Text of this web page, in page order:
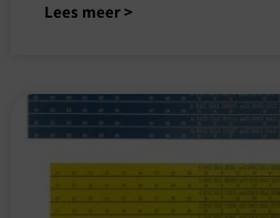
Lees meer >